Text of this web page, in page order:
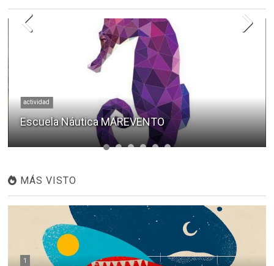
actividad
Escuela Náutica MAREVENTO
MÁS VISTO
1